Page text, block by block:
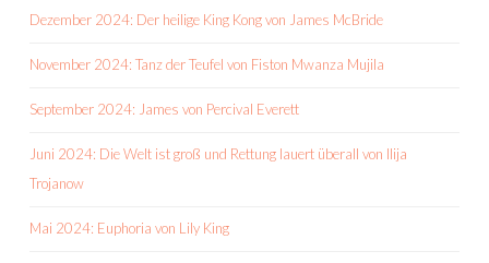
Dezember 2024: Der heilige King Kong von James McBride
November 2024: Tanz der Teufel von Fiston Mwanza Mujila
September 2024: James von Percival Everett
Juni 2024: Die Welt ist groß und Rettung lauert überall von Ilija
Trojanow
Mai 2024: Euphoria von Lily King